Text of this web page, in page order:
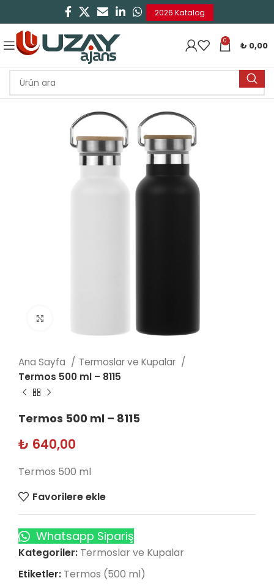
2026 Katalog
0 ₺ 0,00
Ana Sayfa
Termoslar ve Kupalar
Termos 500 ml – 8115
Termos 500 ml – 8115
₺ 640,00
Termos 500 ml
Favorilere ekle
Whatsapp Sipariş
Kategoriler: Termoslar ve Kupalar
Etiketler: Termos (500 ml)